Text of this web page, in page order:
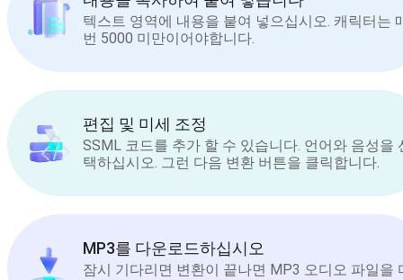
텍스트 영역에 내용을 붙여 넣으십시오. 캐릭터는
번 5000 미만이어야합니다.
편집 및 미세 조정
SSML 코드를 추가 할 수 있습니다. 언어와 음성을
택하십시오. 그런 다음 변환 버튼을 클릭합니다.
MP3를 다운로드하십시오
잠시 기다리면 변환이 끝나면 MP3 오디오 파일을